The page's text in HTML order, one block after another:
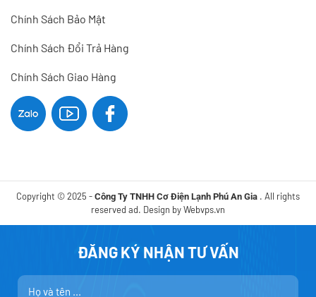
Chính Sách Bảo Mật
Chính Sách Đổi Trả Hàng
Chính Sách Giao Hàng
Copyright © 2025 - Công Ty TNHH Cơ Điện Lạnh Phú An Gia . All rights
reserved ad. Design byWebvps.vn
ĐĂNG KÝ NHẬN TƯ VẤN